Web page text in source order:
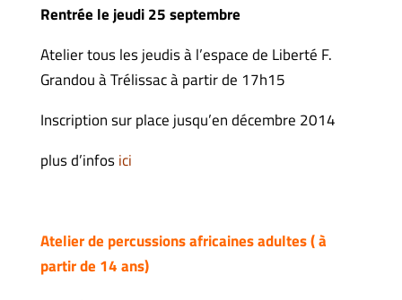
Rentrée le jeudi 25 septembre
Atelier tous les jeudis à l’espace de Liberté F.
Grandou à Trélissac à partir de 17h15
Inscription sur place jusqu’en décembre 2014
plus d’infosici
Atelier de percussions africaines adultes ( à
partir de 14 ans)